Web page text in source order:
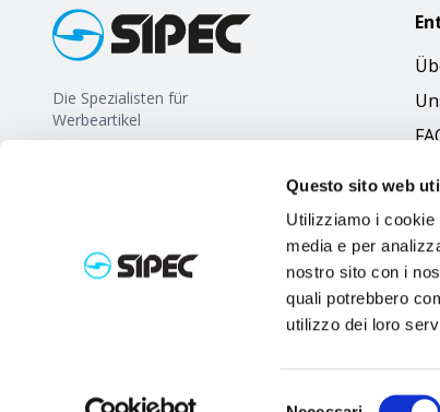
Questo sito web
Utilizziamo i cookie
media e per
nostro sito con i
quali potrebbero
utilizzo dei loro
Die Spezialisten für
Werbeartikel